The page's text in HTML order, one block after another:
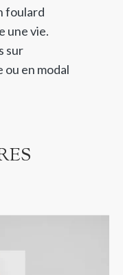
foulard
une vie.
sur
ou en modal